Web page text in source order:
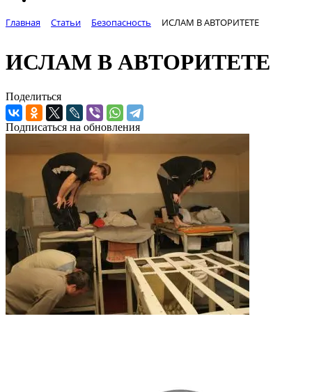
Главная Статьи Безопасность ИСЛАМ В АВТОРИТЕТЕ
ИСЛАМ В АВТОРИТЕТЕ
Поделиться
Подписаться на обновления